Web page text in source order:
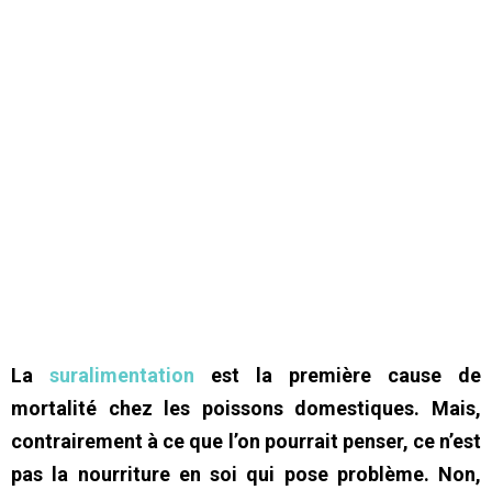
La suralimentation est la première cause de
mortalité chez les poissons domestiques. Mais,
contrairement à ce que l’on pourrait penser, ce n’est
pas la nourriture en soi qui pose problème. Non,